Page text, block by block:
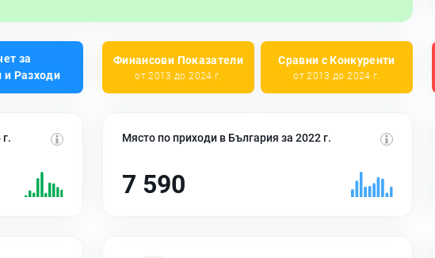
за
и Разходи
Финансови Показатели
от 2013 до 2024 г.
Сравни с Конкуренти
от 2013 до 2024 г.
Място по приходи в България за 2022 г.
7 590